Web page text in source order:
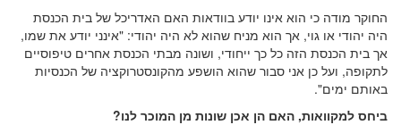
החוקר מודה כי הוא אינו יודע בוודאות האם האדריכל של בית הכנסת
היה יהודי או גוי, אך הוא מניח שהוא לא היה יהודי: "אינני יודע את שמו,
אך בית הכנסת הזה כל כך ייחודי, ושונה מבתי הכנסת אחרים טיפוסיים
לתקופה, ועל כן אני סבור שהוא הושפע מהקונסטרוקציה של הכנסיות
באותם ימים".
ביחס למקוואות, האם הן אכן שונות מן המוכר לנו?